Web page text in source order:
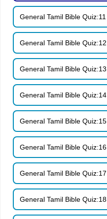
General Tamil Bible Quiz:11
General Tamil Bible Quiz:12
General Tamil Bible Quiz:13
General Tamil Bible Quiz:14
General Tamil Bible Quiz:15
General Tamil Bible Quiz:16
General Tamil Bible Quiz:17
General Tamil Bible Quiz:18